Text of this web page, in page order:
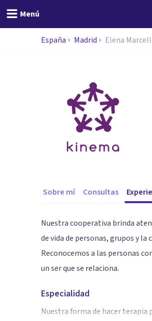
Menú
España Madrid Elena
Sobre mí Consultas
Nuestra cooperativa brinda
de vida de personas, grupos y la
Reconocemos a las personas
un ser que se relaciona.
Especialidad
Nuestra forma de hacer terapia